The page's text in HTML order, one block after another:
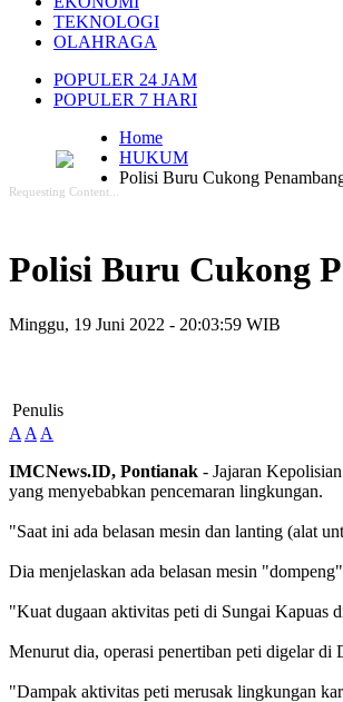
TEKNOLOGI
OLAHRAGA
POPULER 24 JAM
POPULER 7 HARI
Requesting Content...
Home
HUKUM
Polisi Buru Cukong
Polisi Buru Cukong
Minggu, 19 Juni 2022 - 20:03:59 WIB
Penulis
A A A
IMCNews.ID, Pontianak - Jajaran
yang menyebabkan pencemaran lingkungan.
"Saat ini ada belasan mesin dan lanting (alat
Dia menjelaskan ada belasan mesin
"Kuat dugaan aktivitas peti di Sungai Kapuas
Menurut dia, operasi penertiban peti digelar di
"Dampak aktivitas peti merusak lingkungan